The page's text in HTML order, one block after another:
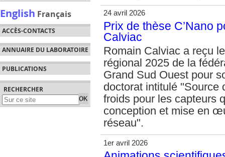
English Français
ACCÈS-CONTACTS
ANNUAIRE DU LABORATOIRE
PUBLICATIONS
RECHERCHER
24 avril 2026
Prix de thèse C’Nano
Calviac
Romain Calviac a reçu
régional 2025 de la
Grand Sud Ouest pour
doctorat intitulé "Source
froids pour les capteurs
conception et mise en
réseau".
1er avril 2026